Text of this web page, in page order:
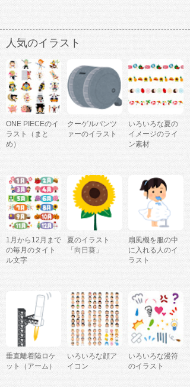
人気のイラスト
ONE PIECEのイ
ラスト（まと
め）
クーゲルパンツ
ァーのイラスト
いろいろな夏の
イメージのライ
ン素材
1月から12月まで
の毎月のタイト
ル文字
夏のイラスト
「向日葵」
扇風機を服の中
に入れる人のイ
ラスト
垂直離着陸ロケ
ット（アーム）
いろいろな顔ア
イコン
いろいろな漫符
のイラスト